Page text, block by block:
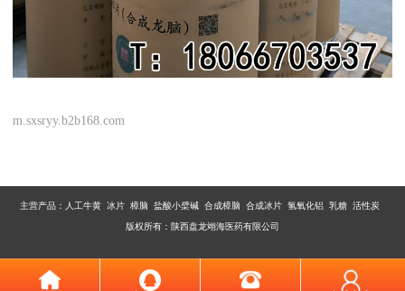
m.sxsryy.b2b168.com
主营产品： 人工牛黄 冰片 樟脑 盐酸小檗碱 合成樟脑 合成冰片 氢氧化铝 乳糖 活性炭
版权所有：陕西盘龙翊海医药有限公司